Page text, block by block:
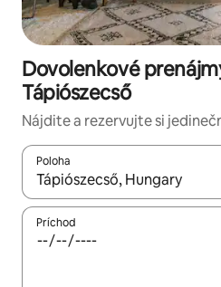
Dovolenkové
Tápiószecső
Nájdite a rezervujte si
Poloha
Keď budú výsledky k
Príchod